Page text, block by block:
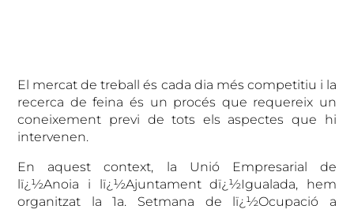
El mercat de treball és cada dia més competitiu i la
recerca de feina és un procés que requereix un
coneixement previ de tots els aspectes que hi
intervenen.
En aquest context, la Unió Empresarial de
lï¿½Anoia i lï¿½Ajuntament dï¿½Igualada, hem
organitzat la 1a. Setmana de lï¿½Ocupació a